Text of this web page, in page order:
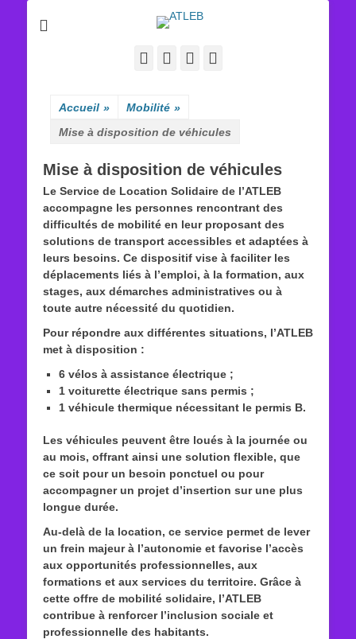
ATLEB
FacebookYouTube
Accueil » Mobilité »
Mise à disposition de véhicules
Mise à disposition de véhicules
Le Service de Location Solidaire de l’ATLEB
accompagne les personnes rencontrant des
difficultés de mobilité en leur proposant des
solutions de transport accessibles et adaptées à
leurs besoins. Ce dispositif vise à faciliter les
déplacements liés à l’emploi, à la formation, aux
stages, aux démarches administratives ou à
toute autre nécessité du quotidien.
Pour répondre aux différentes situations, l’ATLEB
met à disposition :
6 vélos à assistance électrique ;
1 voiturette électrique sans permis ;
1 véhicule thermique nécessitant le permis B.
Les véhicules peuvent être loués à la journée ou
au mois, offrant ainsi une solution flexible, que
ce soit pour un besoin ponctuel ou pour
accompagner un projet d’insertion sur une plus
longue durée.
Au-delà de la location, ce service permet de lever
un frein majeur à l’autonomie et favorise l’accès
aux opportunités professionnelles, aux
formations et aux services du territoire. Grâce à
cette offre de mobilité solidaire, l’ATLEB
contribue à renforcer l’inclusion sociale et
professionnelle des habitants.